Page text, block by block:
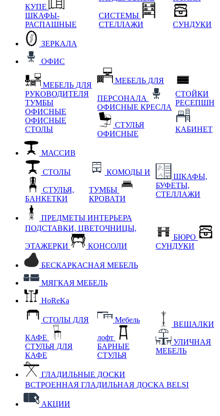
КУПЕ
ШКАФЫ-
РАСПАШНЫЕ
СИСТЕМЫ
СТЕЛЛАЖИ
СУНДУКИ
ЗЕРКАЛА
ОФИС
МЕБЕЛЬ ДЛЯ
РУКОВОДИТЕЛЯ
ТУМБЫ
ОФИСНЫЕ
ОФИСНЫЕ
СТОЛЫ
МЕБЕЛЬ ДЛЯ
ПЕРСОНАЛА
ОФИСНЫЕ КРЕСЛА
СТУЛЬЯ
ОФИСНЫЕ
СТОЙКИ
РЕСЕПШН
КАБИНЕТ
МАССИВ
СТОЛЫ
СТУЛЬЯ,
БАНКЕТКИ
КОМОДЫ И
ТУМБЫ
КРОВАТИ
ШКАФЫ,
БУФЕТЫ,
СТЕЛЛАЖИ
ПРЕДМЕТЫ ИНТЕРЬЕРА
ПОДСТАВКИ, ЦВЕТОЧНИЦЫ,
ЭТАЖЕРКИ КОНСОЛИ
БЮРО
СУНДУКИ
БЕСКАРКАСНАЯ МЕБЕЛЬ
МЯГКАЯ МЕБЕЛЬ
HoReKa
СТОЛЫ ДЛЯ
КАФЕ
СТУЛЬЯ ДЛЯ
КАФЕ
Мебель
лофт
БАРНЫЕ
СТУЛЬЯ
ВЕШАЛКИ
УЛИЧНАЯ
МЕБЕЛЬ
ГЛАДИЛЬНЫЕ ДОСКИ
ВСТРОЕННАЯ ГЛАДИЛЬНАЯ ДОСКА BELSI
АКЦИИ